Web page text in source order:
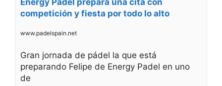
competición y fiesta por todo lo alto
www.padelspain.net
Gran jornada de pádel la que está
preparando Felipe de Energy Padel en uno
de